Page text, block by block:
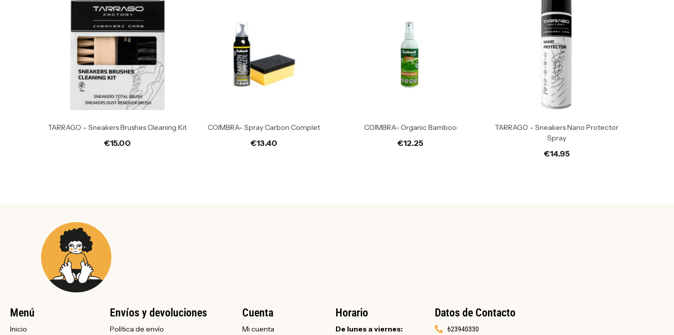
TARRAGO – Sneakers Brushes Cleaning Kit
€15.00
COIMBRA- Spray Carbon Complet
€13.40
COIMBRA- Organic Bamboo
€12.25
TARRAGO – Sneakers Nano Protector
Spray
€14.95
Menú
Inicio
Envíos y devoluciones
Política de envío
Cuenta
Mi cuenta
Horario
De lunes a viernes:
Datos de Contacto
623940330